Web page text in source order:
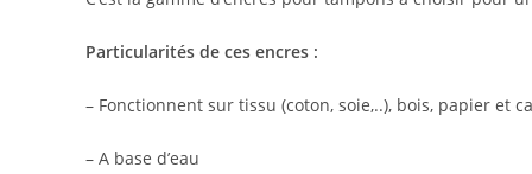
Particularités de ces encres :
– Fonctionnent sur tissu (coton, soie,..), bois, papier et
– A base d’eau